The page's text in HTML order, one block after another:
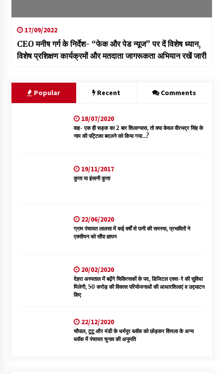
17/09/2022
CEO मनीष गर्ग के निर्देश- “फेक और पेड न्यूज” पर दें विशेष ध्यान,
विशेष प्रशिक्षण कार्यक्रमों और मतदाता जागरूकता अभियान रखें जारी
Popular Recent Comments
18/07/2020
वाह- एक ही सड़क का 2 बार शिलान्यास, तो क्या केवल वीरभद्र सिंह के
नाम की पट्टिका बदलने को किया गया…?
19/11/2017
कुत्ता या इंसानी कुत्ता
22/06/2020
ग्राम पंचायत लालसा में कई वर्षों से पानी की समस्या, प्रभावितों ने
एक्सीयन को सौंपा ज्ञापन
20/02/2020
देहरा अस्पताल में बढ़ेंगे चिकित्सकों के पद, डिजिटल एक्स-रे की सुविधा
मिलेगी, 50 करोड़ की विकास परियोजनाओं की आधारशिलाएं व उद्घाटन
किए
22/12/2020
चौपाल, टूटू और मंडी के धर्मपुर ब्लॉक को छोड़कर शिमला के अन्य
ब्लॉक में पंचायत चुनाव की अनुमति